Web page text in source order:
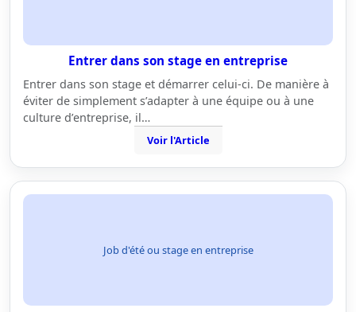
Entrer dans son stage en entreprise
Entrer dans son stage et démarrer celui-ci. De manière à
éviter de simplement s’adapter à une équipe ou à une
culture d’entreprise, il…
Voir l'Article
Job d'été ou stage en entreprise